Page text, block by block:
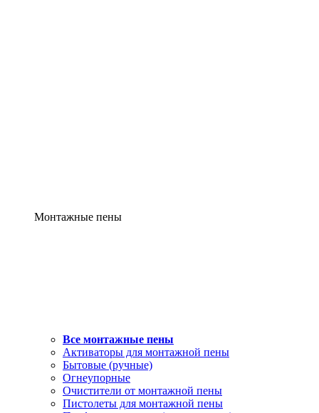
Монтажные пены
Все монтажные пены
Активаторы для монтажной пены
Бытовые (ручные)
Огнеупорные
Очистители от монтажной пены
Пистолеты для монтажной пены